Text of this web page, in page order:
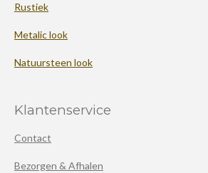
Rustiek
Metalic look
Natuursteen look
Klantenservice
Contact
Bezorgen & Afhalen